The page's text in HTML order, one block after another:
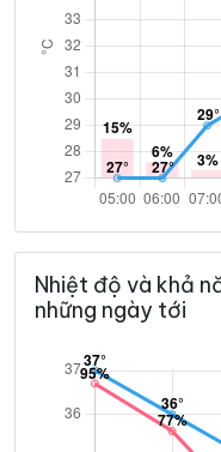
Nhiệt độ và khả
những ngày tới